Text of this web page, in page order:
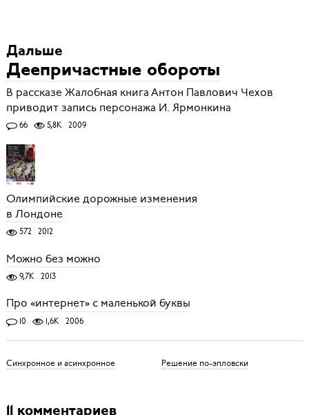
Дальше
Деепричастные обороты
В рассказе Жалобная книга Антон Павлович Чехов
приводит запись персонажа И. Ярмонкина
66 5,8K 2009
Олимпийские дорожные изменения
в Лондоне
572 2012
Можно без можно
9,7K 2013
Про «интернет» с маленькой буквы
10 1,6K 2006
Синхронное и асинхронное Решение по-эпловски
11 комментариев